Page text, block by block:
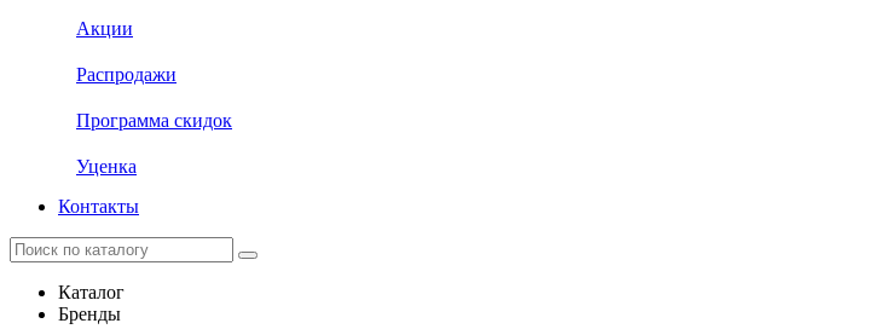
Акции
Распродажи
Программа скидок
Уценка
Контакты
Каталог
Бренды